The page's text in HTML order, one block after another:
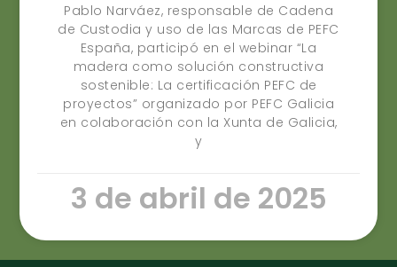
Pablo Narváez, responsable de Cadena
de Custodia y uso de las Marcas de PEFC
España, participó en el webinar “La
madera como solución constructiva
sostenible: La certificación PEFC de
proyectos” organizado por PEFC Galicia
en colaboración con la Xunta de Galicia,
y
3 de abril de 2025